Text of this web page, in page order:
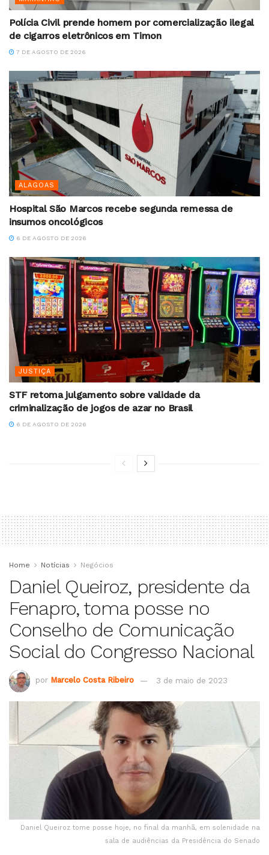
Polícia Civil prende homem por comercialização ilegal
de cigarros eletrônicos em Timon
7 DE AGOSTO DE 2026
ALAGOAS
Hospital São Marcos recebe segunda remessa de
insumos oncológicos
6 DE AGOSTO DE 2026
JUSTIÇA
STF retoma julgamento sobre validade da
criminalização de jogos de azar no Brasil
6 DE AGOSTO DE 2026
Home Notícias Negócios
Daniel Queiroz, presidente da
Fenapro, toma posse no
Conselho de Comunicação
Social do Congresso Nacional
por Marcelo Costa Ribeiro 3 de maio de 2023
Daniel Queiroz tome posse hoje, no final da manhã, em solenidade na
sala de audiências da Presidência do Senado